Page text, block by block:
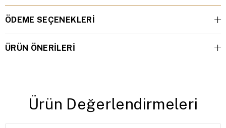
Ürün Değerlendirmeleri
ÖDEME SEÇENEKLERI
ÜRÜN ÖNERILERI